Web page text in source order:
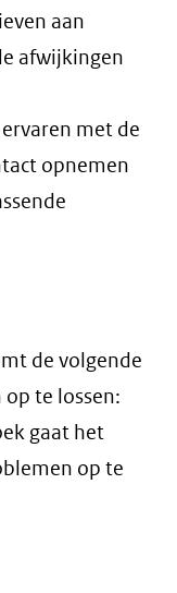
aan
afwijkingen
met de
opnemen
de volgende
te lossen:
gaat het
op te